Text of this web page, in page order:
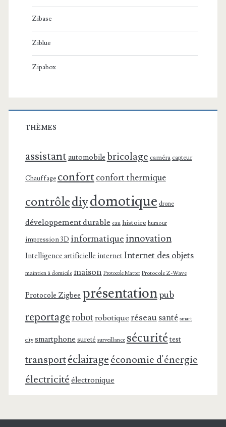
Zibase
Ziblue
Zipabox
THÈMES
assistant automobile bricolage caméra capteur
Chauffage confortconfort thermique
contrôlediydomotique drone
développement durable eau histoire humour
impression 3D informatiqueinnovation
Intelligence artificielle internet Internet des objets
maintien à domicile maison Protocole Matter Protocole Z-Wave
Protocole Zigbee présentationpub
reportagerobotrobotique réseausanté smart
city smartphone sureté surveillance sécuritétest
transportéclairageéconomie d'énergie
électricité électronique